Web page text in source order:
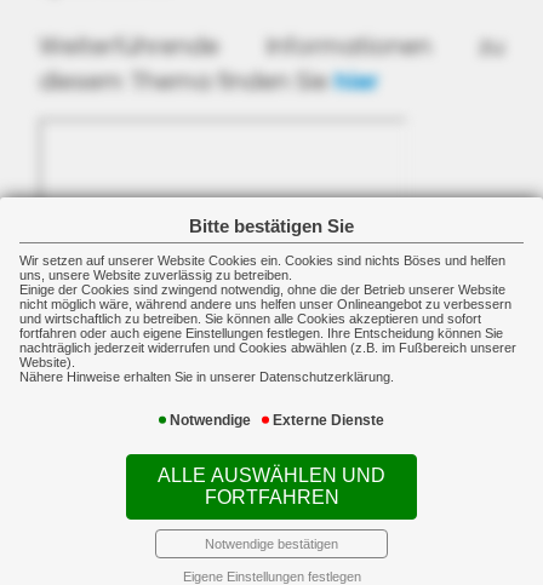
Bitte bestätigen Sie
Wir setzen auf unserer Website Cookies ein. Cookies sind nichts Böses und helfen
uns, unsere Website zuverlässig zu betreiben.
Einige der Cookies sind zwingend notwendig, ohne die der Betrieb unserer Website
nicht möglich wäre, während andere uns helfen unser Onlineangebot zu verbessern
und wirtschaftlich zu betreiben. Sie können alle Cookies akzeptieren und sofort
fortfahren oder auch eigene Einstellungen festlegen. Ihre Entscheidung können Sie
nachträglich jederzeit widerrufen und Cookies abwählen (z.B. im Fußbereich unserer
Website).
Nähere Hinweise erhalten Sie in unserer Datenschutzerklärung.
Notwendige Externe Dienste
ALLE AUSWÄHLEN UND
FORTFAHREN
Notwendige bestätigen
Eigene Einstellungen festlegen
Weiterführende Informationen zu
diesem Thema finden Siehier
Kontakt